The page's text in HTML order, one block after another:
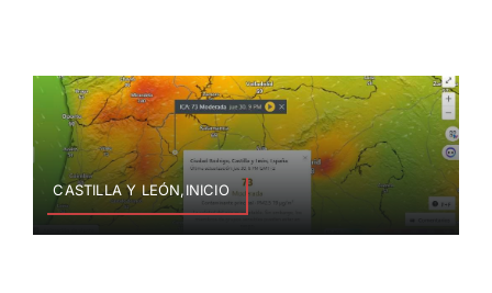
CASTILLA Y LEÓN,INICIO